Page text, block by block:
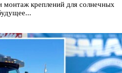
креплений для солнечных